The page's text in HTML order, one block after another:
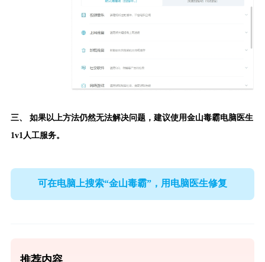
三、 如果以上方法仍然无法解决问题，建议使用金山毒霸电脑医生
1v1人工服务。
可在电脑上搜索“金山毒霸”，用电脑医生修复
推荐内容